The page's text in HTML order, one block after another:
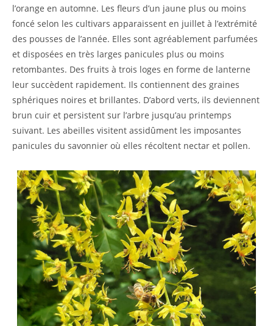
l’orange en automne. Les fleurs d’un jaune plus ou moins
foncé selon les cultivars apparaissent en juillet à l’extrémité
des pousses de l’année. Elles sont agréablement parfumées
et disposées en très larges panicules plus ou moins
retombantes. Des fruits à trois loges en forme de lanterne
leur succèdent rapidement. Ils contiennent des graines
sphériques noires et brillantes. D’abord verts, ils deviennent
brun cuir et persistent sur l’arbre jusqu’au printemps
suivant. Les abeilles visitent assidûment les imposantes
panicules du savonnier où elles récoltent nectar et pollen.